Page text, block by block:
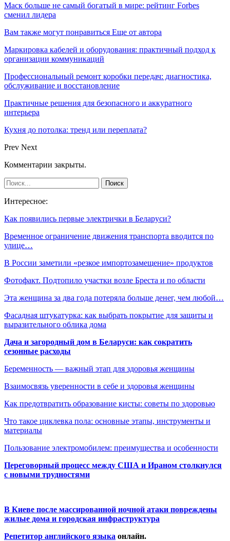
Маск больше не самый богатый в мире: рейтинг Forbes
сменил лидера
Вам также могут понравиться Еще от автора
Маркировка кабелей и оборудования: практичный подход к
организации коммуникаций
Профессиональный ремонт коробки передач: диагностика,
обслуживание и восстановление
Практичные решения для безопасного и аккуратного
интерьера
Кухня до потолка: тренд или переплата?
Prev Next
Комментарии закрыты.
Интересное:
Как появились первые электрички в Беларуси?
Временное ограничение движения транспорта вводится по
улице…
В России заметили «резкое импортозамещение» продуктов
Фотофакт. Подтопило участки возле Бреста и по области
Эта женщина за два года потеряла больше денег, чем любой…
Фасадная штукатурка: как выбрать покрытие для защиты и
выразительного облика дома
Дача и загородный дом в Беларуси: как сократить
сезонные расходы
Беременность — важный этап для здоровья женщины
Взаимосвязь уверенности в себе и здоровья женщины
Как предотвратить образование кисты: советы по здоровью
Что такое циклевка пола: основные этапы, инструменты и
материалы
Пользование электромобилем: преимущества и особенности
Переговорный процесс между США и Ираном столкнулся
с новыми трудностями
В Киеве после массированной ночной атаки повреждены
жилые дома и городская инфраструктура
Репетитор английского языка онлайн.